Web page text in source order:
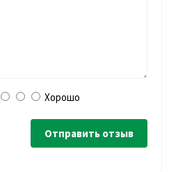
Хорошо
Отправить отзыв